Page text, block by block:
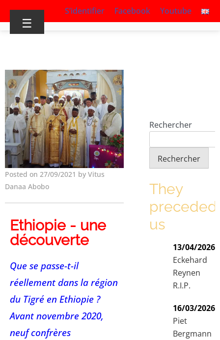
S’identifier Facebook Youtube
☰
Posted on 27/09/2021 by Vitus
Danaa Abobo
Ethiopie - une
découverte
Que se passe-t-il
réellement dans la région
du Tigré en Ethiopie ?
Avant novembre 2020,
neuf confrères
Rechercher
Rechercher
They
preceded
us
13/04/2026
Eckehard
Reynen
R.I.P.
16/03/2026
Piet
Bergmann